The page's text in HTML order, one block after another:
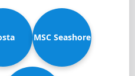
MSC Seashore